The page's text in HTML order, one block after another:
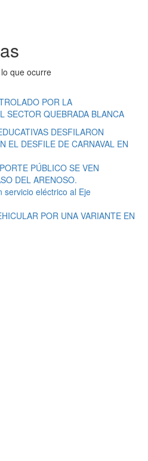
que ocurre
POR LA
SECTOR QUEBRADA BLANCA
DESFILARON
EL DESFILE DE CARNAVAL EN
PÚBLICO SE VEN
DEL ARENOSO.
eléctrico al Eje
POR UNA VARIANTE EN